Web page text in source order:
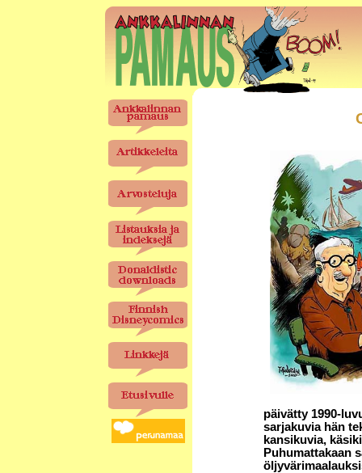
päivätty 1990-
sarjakuvia hän
kansikuvia,
Puhumattakaan